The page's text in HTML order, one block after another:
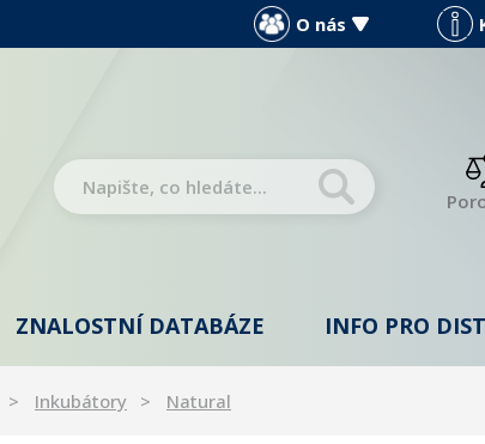
O nás
ZNALOSTNÍ DATABÁZE INFO PRO
Inkubátory Natural